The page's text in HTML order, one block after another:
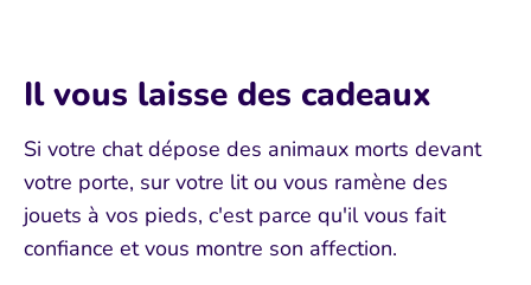
Il vous laisse des cadeaux
Si votre chat dépose des animaux morts devant
votre porte, sur votre lit ou vous ramène des
jouets à vos pieds, c'est parce qu'il vous fait
confiance et vous montre son affection.